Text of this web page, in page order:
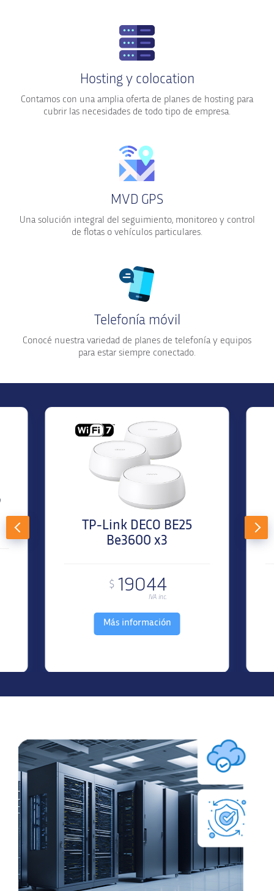
Hosting y colocation
Contamos con una amplia oferta de planes de hosting para
cubrir las necesidades de todo tipo de empresa.
MVD GPS
Una solución integral del seguimiento, monitoreo y control
de flotas o vehículos particulares.
Telefonía móvil
Conocé nuestra variedad de planes de telefonía y equipos
para estar siempre conectado.
TP-Link DECO BE25
Be3600 x3
$ 19044
IVA inc.
Más información